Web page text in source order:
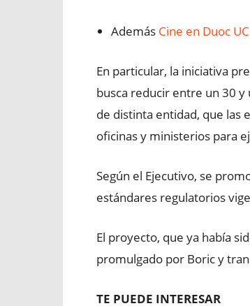
Además Cine en Duoc
En particular, la iniciativa
busca reducir entre un 30
de distinta entidad, que las
oficinas y ministerios para
Según el Ejecutivo, se
estándares regulatorios
El proyecto, que ya había
promulgado por Boric y
TE PUEDE INTERESAR